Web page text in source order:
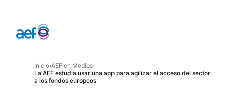
Inicio›AEF en Medios›
La AEF estudia usar una app para agilizar el acceso del sector
a los fondos europeos